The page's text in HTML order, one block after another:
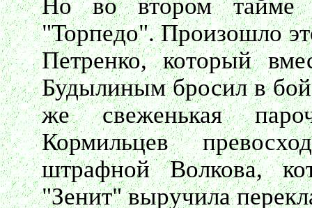
Но во втором тайме
"Торпедо". Произошло
Петренко, который
Будылиным бросил в
же свеженькая
Кормильцев
штрафной Волкова,
"Зенит" выручила